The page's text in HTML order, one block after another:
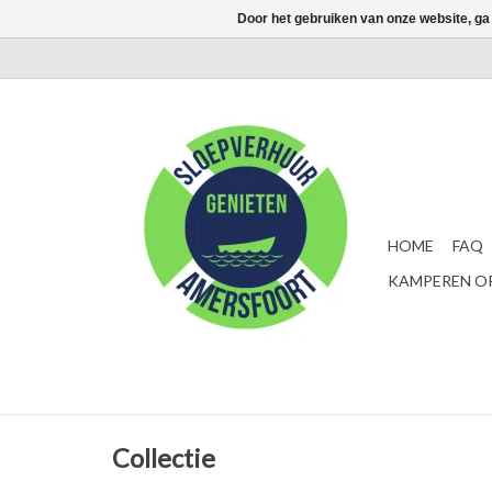
HOME FAQ
KAMPEREN
Collectie
Door het gebruiken van onze website,